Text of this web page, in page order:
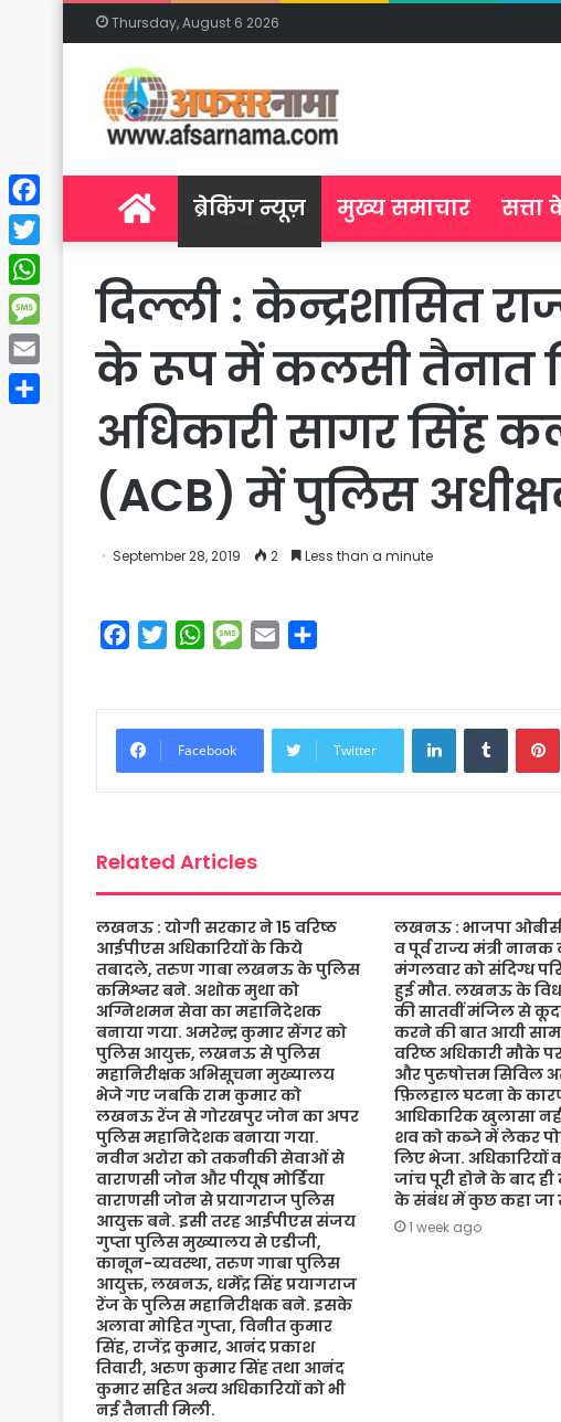
Thursday, August 6 2026
Homeब्रेकिंग न्यूज़ मुख्य समाचार सत्ता
दिल्ली : केन्द्रशासित
के रूप में कलसी तैनात
अधिकारी सागर सिंह
(ACB) में पुलिस
September 28, 2019 2 Less than a minute
b
o
e
W
s
A
M
g
Facebook Twitter
LinkedInTumblr
Related Articles
लखनऊ : योगी सरकार ने 15 वरिष्ठ
आईपीएस अधिकारियों के किये
तबादले, तरुण गाबा लखनऊ के पुलिस
कमिश्नर बने. अशोक मुथा को
अग्निशमन सेवा का महानिदेशक
बनाया गया. अमरेन्द्र कुमार सेंगर को
पुलिस आयुक्त, लखनऊ से पुलिस
महानिरीक्षक अभिसूचना मुख्यालय
भेजे गए जबकि राम कुमार को
लखनऊ रेंज से गोरखपुर जोन का अपर
पुलिस महानिदेशक बनाया गया.
नवीन अरोरा को तकनीकी सेवाओं से
वाराणसी जोन और पीयूष मोर्डिया
वाराणसी जोन से प्रयागराज पुलिस
आयुक्त बने. इसी तरह आईपीएस संजय
गुप्ता पुलिस मुख्यालय से एडीजी,
कानून-व्यवस्था, तरुण गाबा पुलिस
आयुक्त, लखनऊ, धर्मेंद्र सिंह प्रयागराज
रेंज के पुलिस महानिरीक्षक बने. इसके
अलावा मोहित गुप्ता, विनीत कुमार
सिंह, राजेंद्र कुमार, आनंद प्रकाश
तिवारी, अरुण कुमार सिंह तथा आनंद
कुमार सहित अन्य अधिकारियों को भी
नई तैनाती मिली.
लखनऊ : भाजपा ओबीसी
व पूर्व राज्य मंत्री नानक
मंगलवार को संदिग्ध
हुई मौत. लखनऊ के
की सातवीं मंजिल से
करने की बात आयी
वरिष्ठ अधिकारी मौके
और पुरुषोत्तम सिविल
फ़िलहाल घटना के
आधिकारिक खुलासा
शव को कब्जे में लेकर
लिए भेजा. अधिकारियों
जांच पूरी होने के बाद
के संबंध में कुछ कहा जा
1 week ago
Facebook
Twitter
WhatsApp
Message
Email